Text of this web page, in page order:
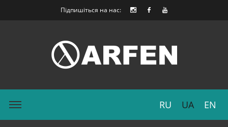
Підпишіться на нас:
RU UA EN